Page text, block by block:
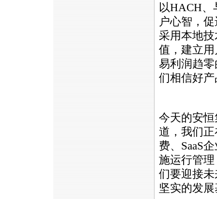
以HACH
户心智，
采用本地
值，建立
易利润趋
们相信好
今天的安
道，我们
费、SaaS
施运行管
们要迎接
坚实的发